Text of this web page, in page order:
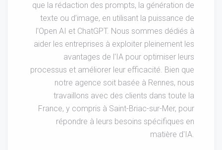
que la rédaction des prompts, la génération de
texte ou d’image, en utilisant la puissance de
l'Open AI et ChatGPT. Nous sommes dédiés à
aider les entreprises à exploiter pleinement les
avantages de l'IA pour optimiser leurs
processus et améliorer leur efficacité. Bien que
notre agence soit basée à Rennes, nous
travaillons avec des clients dans toute la
France, y compris à Saint-Briac-sur-Mer, pour
répondre à leurs besoins spécifiques en
matière d'IA.